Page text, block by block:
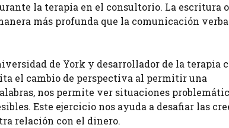
la terapia en el consultorio. La escritura
más profunda que la comunicación
de York y desarrollador de la terapia
el cambio de perspectiva al permitir una
nos permite ver situaciones
Este ejercicio nos ayuda a desafiar las
relación con el dinero.